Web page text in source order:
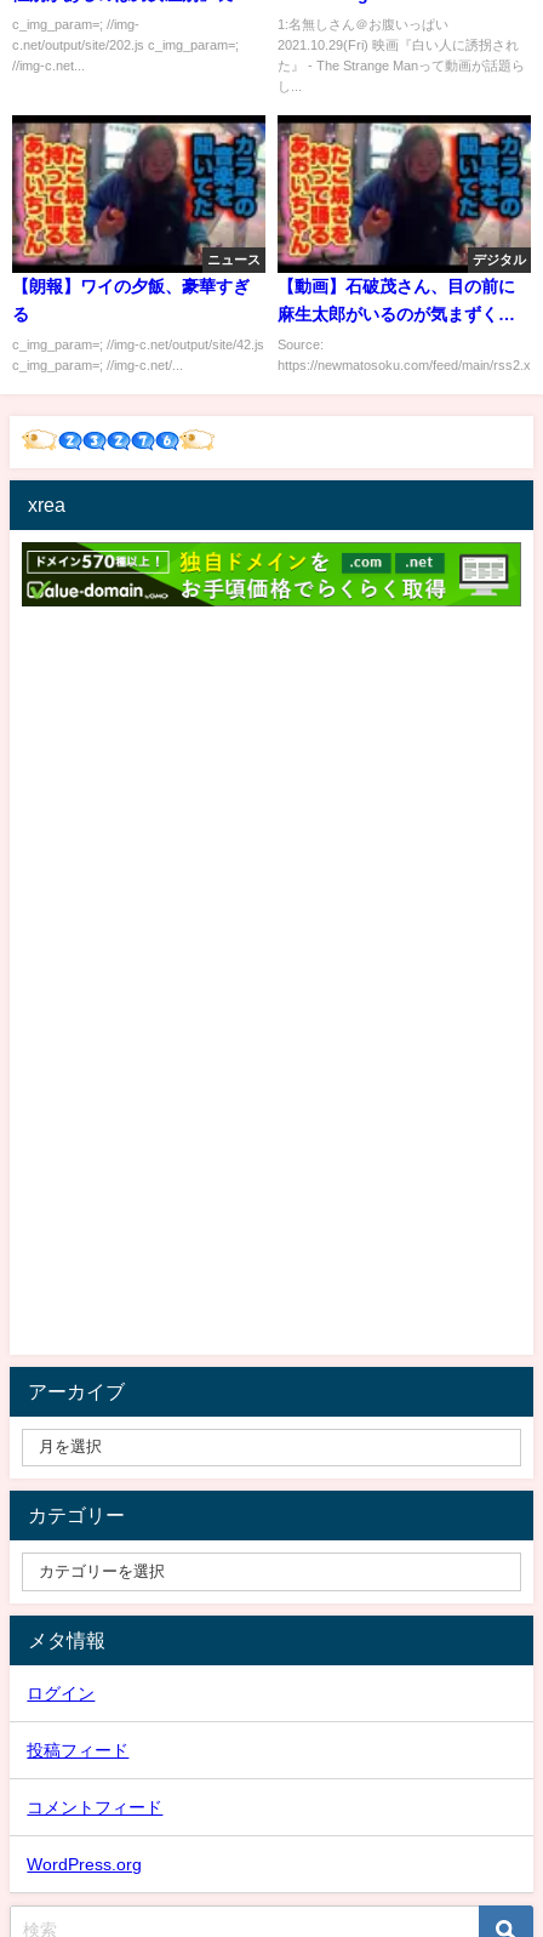
県に見直し要求
c_img_param=; //img-
c.net/output/site/202.js c_img_param=;
//img-c.net...
1:名無しさん＠お腹いっぱい
2021.10.29(Fri) 映画『白い人に誘拐され
た』 - The Strange Manって動画が話題ら
し...
ニュース
【朗報】ワイの夕飯、豪華すぎ
る
c_img_param=; //img-c.net/output/site/42.js
c_img_param=; //img-c.net/...
デジタル
【動画】石破茂さん、目の前に
麻生太郎がいるのが気まずくて
「誰か間に入ってくれ！」と懇
願
Source:
https://newmatosoku.com/feed/main/
xrea
アーカイブ
カテゴリー
メタ情報
ログイン
投稿フィード
コメントフィード
WordPress.org